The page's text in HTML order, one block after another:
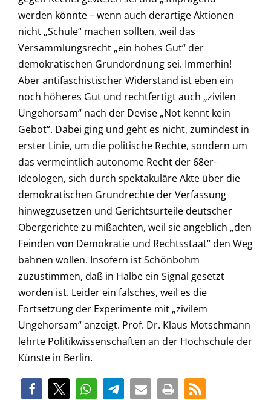
werden könnte – wenn auch derartige Aktionen
nicht „Schule“ machen sollten, weil das
Versammlungsrecht „ein hohes Gut“ der
demokratischen Grundordnung sei. Immerhin!
Aber antifaschistischer Widerstand ist eben ein
noch höheres Gut und rechtfertigt auch „zivilen
Ungehorsam“ nach der Devise „Not kennt kein
Gebot“. Dabei ging und geht es nicht, zumindest in
erster Linie, um die politische Rechte, sondern um
das vermeintlich autonome Recht der 68er-
Ideologen, sich durch spektakuläre Akte über die
demokratischen Grundrechte der Verfassung
hinwegzusetzen und Gerichtsurteile deutscher
Obergerichte zu mißachten, weil sie angeblich „den
Feinden von Demokratie und Rechtsstaat“ den Weg
bahnen wollen. Insofern ist Schönbohm
zuzustimmen, daß in Halbe ein Signal gesetzt
worden ist. Leider ein falsches, weil es die
Fortsetzung der Experimente mit „zivilem
Ungehorsam“ anzeigt. Prof. Dr. Klaus Motschmann
lehrte Politikwissenschaften an der Hochschule der
Künste in Berlin.